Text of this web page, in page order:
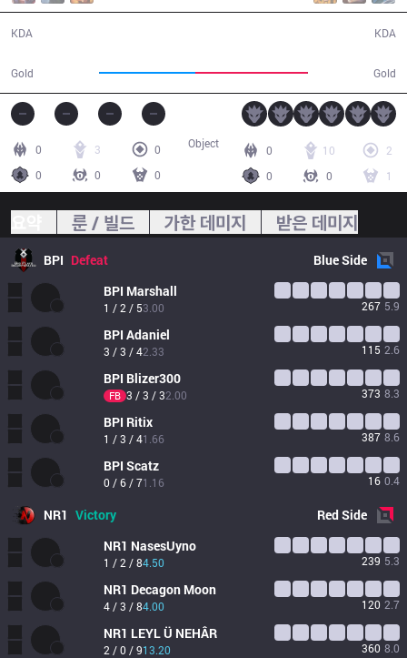
KDA
Gold Gold
KDA
0 3
0
0
0 0
0 10
2
0
0 1
Object
룬 / 빌드 가한 데미지 받은 데미지
BPI Defeat BlueSide
BPI Marshall
1 / 2 / 53.00 267 5.9
BPI Adaniel
3 / 3 / 42.33 115 2.6
BPI Blizer300
FB 3 / 3 / 32.00 373 8.3
BPI Ritix
1 / 3 / 41.66 387 8.6
BPI Scatz
0 / 6 / 71.16 16 0.4
NR1 Victory RedSide
NR1 NasesUyno
1 / 2 / 84.50 239 5.3
NR1 Decagon Moon
4 / 3 / 84.00 120 2.7
NR1 LEYL Ü NEHÂR
2 / 0 / 913.20 360 8.0